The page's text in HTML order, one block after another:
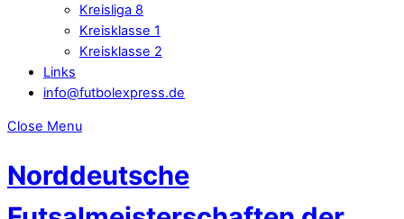
Kreisliga 8
Kreisklasse 1
Kreisklasse 2
Links
info@futbolexpress.de
Close Menu
Norddeutsche